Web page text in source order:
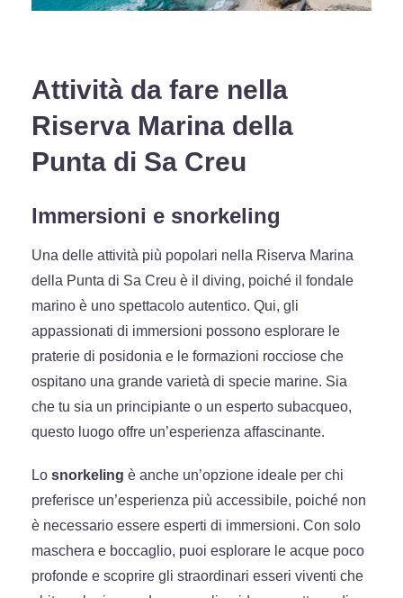
Attività da fare nella
Riserva Marina della
Punta di Sa Creu
Immersioni e snorkeling
Una delle attività più popolari nella Riserva Marina
della Punta di Sa Creu è il diving, poiché il fondale
marino è uno spettacolo autentico. Qui, gli
appassionati di immersioni possono esplorare le
praterie di posidonia e le formazioni rocciose che
ospitano una grande varietà di specie marine. Sia
che tu sia un principiante o un esperto subacqueo,
questo luogo offre un’esperienza affascinante.
Lo snorkeling è anche un’opzione ideale per chi
preferisce un’esperienza più accessibile, poiché non
è necessario essere esperti di immersioni. Con solo
maschera e boccaglio, puoi esplorare le acque poco
profonde e scoprire gli straordinari esseri viventi che